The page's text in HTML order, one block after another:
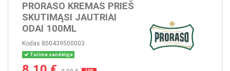
PRORASO KREMAS PRIEŠ
SKUTIMĄSI JAUTRIAI
ODAI 100ML
Kodas 800439500003
Turime sandėlyje